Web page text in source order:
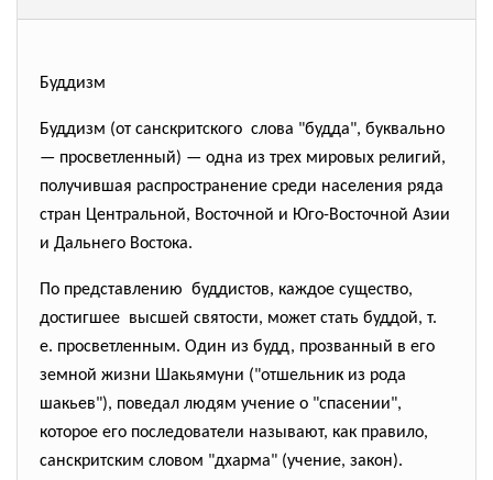
Буддизм
Буддизм (от санскритского слова "будда", буквально
— просветленный) — одна из трех мировых религий,
получившая распространение среди населения ряда
стран Центральной, Восточной и Юго-Восточной Азии
и Дальнего Востока.
По представлению буддистов, каждое существо,
достигшее высшей святости, может стать буддой, т.
е. просветленным. Один из будд, прозванный в его
земной жизни Шакьямуни ("отшельник из рода
шакьев"), поведал людям учение о "спасении",
которое его последователи называют, как правило,
санскритским словом "дхарма" (учение, закон).